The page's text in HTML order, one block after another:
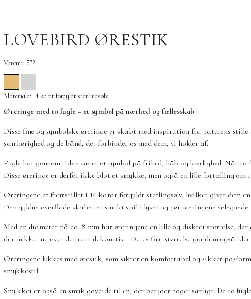
LOVEBIRD ØRESTIK
Varenr.: 5721
Materiale: 14 karat forgyldt sterlingsølv
Øreringe med to fugle – et symbol på nærhed og fællesskab
Disse fine og symbolske øreringe er skabt med inspiration fra naturens
samhørighed og de bånd, der forbinder os med dem, vi holder af.
Fugle har gennem tiden været et symbol på frihed, håb og kærlighed. Når
Disse øreringe er derfor ikke blot et smykke, men også en lille fortælling om
Øreringene er fremstillet i 14 karat forgyldt sterlingsølv, hvilket giver dem
Den gyldne overflade skaber et smukt spil i lyset og gør øreringene
Med en diameter på ca. 8 mm har øreringene en lille og diskret størrelse,
der rækker ud over det rent dekorative. Deres fine størrelse gør dem også
Øreringene lukkes med ørestik, som sikrer en komfortabel og sikker
smykkestil.
Smykket er også en smuk gaveidé til en, der betyder noget særligt. De to